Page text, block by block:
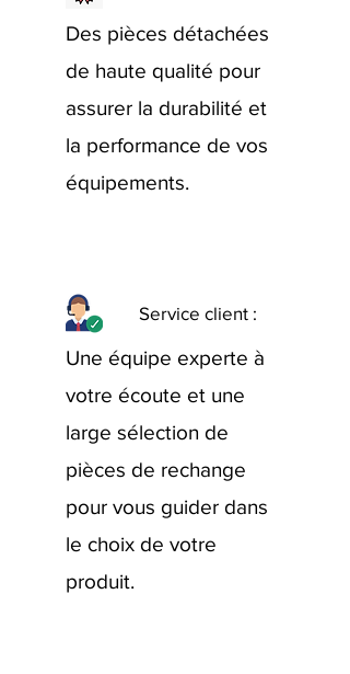
Des pièces détachées
de haute qualité pour
assurer la durabilité et
la performance de vos
équipements.
Service client :
Une équipe experte à
votre écoute et une
large sélection de
pièces de rechange
pour vous guider dans
le choix de votre
produit.